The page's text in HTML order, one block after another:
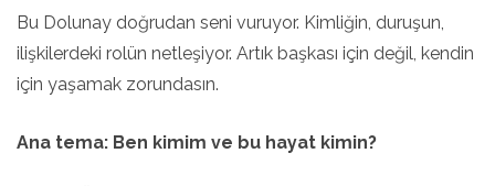
Bu Dolunay doğrudan seni vuruyor. Kimliğin, duruşun,
ilişkilerdeki rolün netleşiyor. Artık başkası için değil, kendin
için yaşamak zorundasın.
Ana tema: Ben kimim ve bu hayat kimin?